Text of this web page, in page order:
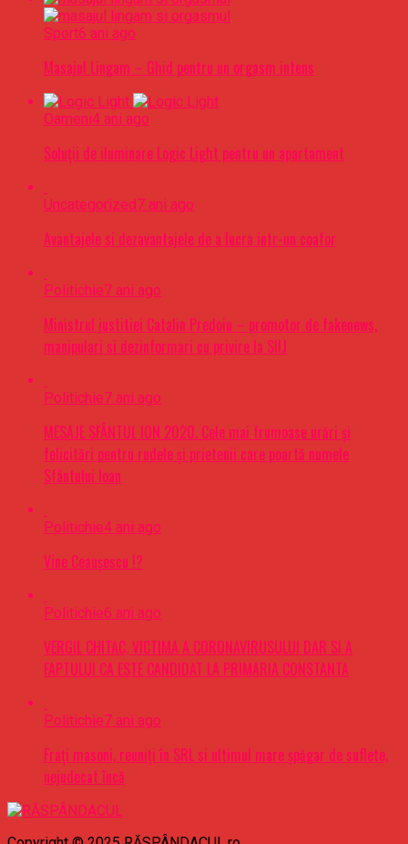
Sport6 ani ago
Masajul Lingam – Ghid pentru un orgasm intens
Oameni4 ani ago
Soluții de iluminare Logic Light pentru un apartament
Uncategorized7 ani ago
Avantajele si dezavantajele de a lucra intr-un coafor
Politichie7 ani ago
Ministrul justitiei Catalin Predoiu – promotor de fakenews,
manipulari si dezinformari cu privire la SIIJ
Politichie7 ani ago
MESAJE SFÂNTUL ION 2020. Cele mai frumoase urări şi
felicitări pentru rudele şi prietenii care poartă numele
Sfântului Ioan
Politichie4 ani ago
Vine Ceaușescu !?
Politichie6 ani ago
VERGIL CHITAC, VICTIMA A CORONAVIRUSULUI DAR SI A
FAPTULUI CA ESTE CANDIDAT LA PRIMARIA CONSTANTA
Politichie7 ani ago
Frați masoni, reuniți în SRL si ultimul mare șpăgar de suflete,
nejudecat încă